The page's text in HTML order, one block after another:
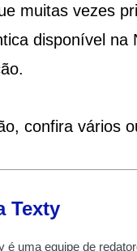
muitas vezes
disponível na
confira vários
Texty
é uma equipe de